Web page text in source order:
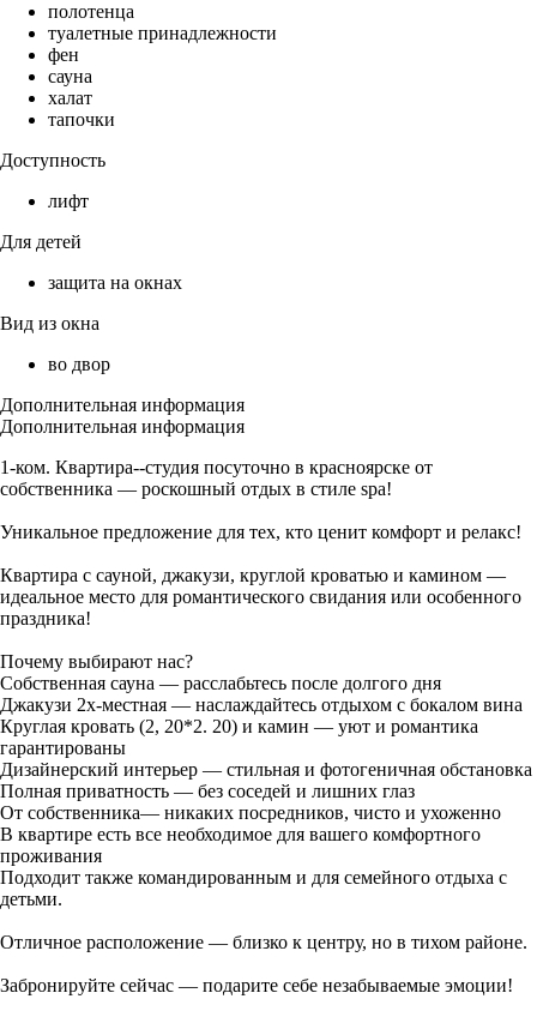
полотенца
туалетные принадлежности
фен
сауна
халат
тапочки
Доступность
лифт
Для детей
защита на окнах
Вид из окна
во двор
Дополнительная информация
Дополнительная информация
1-ком. Квартира--студия посуточно в красноярске от
собственника — роскошный отдых в стиле spa!
Уникальное предложение для тех, кто ценит комфорт и релакс!
Квартира с сауной, джакузи, круглой кроватью и камином —
идеальное место для романтического свидания или особенного
праздника!
Почему выбирают нас?
Собственная сауна — расслабьтесь после долгого дня
Джакузи 2х-местная — наслаждайтесь отдыхом с бокалом вина
Круглая кровать (2, 20*2. 20) и камин — уют и романтика
гарантированы
Дизайнерский интерьер — стильная и фотогеничная обстановка
Полная приватность — без соседей и лишних глаз
От собственника— никаких посредников, чисто и ухоженно
В квартире есть все необходимое для вашего комфортного
проживания
Подходит также командированным и для семейного отдыха с
детьми.
Отличное расположение — близко к центру, но в тихом районе.
Забронируйте сейчас — подарите себе незабываемые эмоции!